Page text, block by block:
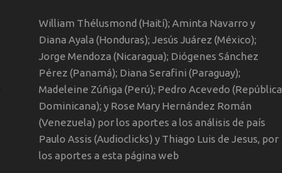
William Thélusmond (Haití); Aminta Navarro y
Diana Ayala (Honduras); Jesús Juárez (México);
Jorge Mendoza (Nicaragua); Diógenes Sánchez
Pérez (Panamá); Diana Serafini (Paraguay);
Madeleine Zúñiga (Perú); Pedro Acevedo (República
Dominicana); y Rose Mary Hernández Román
(Venezuela) por los aportes a los análisis de país
Paulo Assis (Audioclicks) y Thiago Luis de Jesus, por
los aportes a esta página web